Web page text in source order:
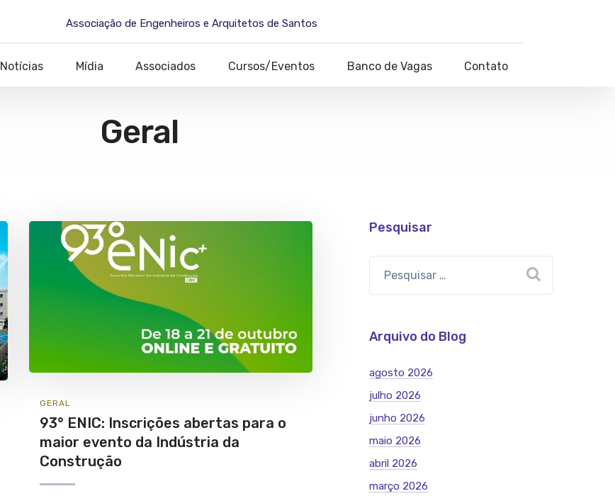
Associação de Engenheiros e Arquitetos de Santos
Notícias Mídia Associados Cursos/Eventos Banco de Vagas Contato
Geral
GERAL
93° ENIC: Inscrições abertas para o
maior evento da Indústria da
Construção
Pesquisar
Arquivo do Blog
agosto 2026
julho 2026
junho 2026
maio 2026
abril 2026
março 2026